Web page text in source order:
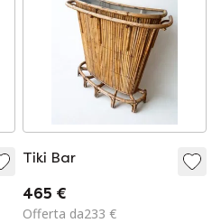
Tiki Bar
465 €
Offerta da233 €